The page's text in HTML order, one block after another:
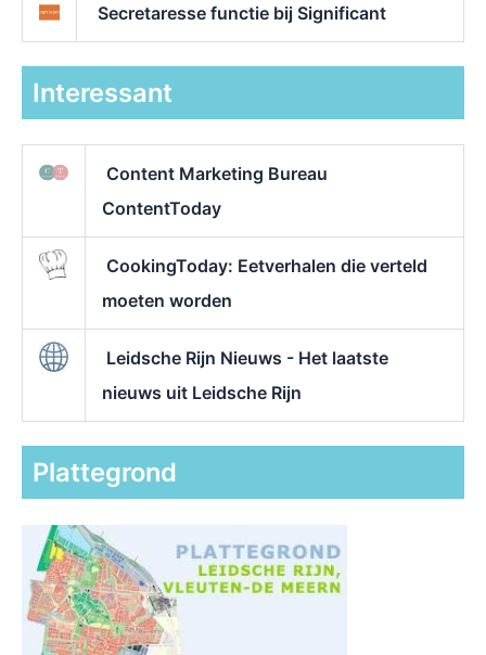
Secretaresse functie bij Significant
Interessant
Content Marketing Bureau
ContentToday
CookingToday: Eetverhalen die verteld
moeten worden
Leidsche Rijn Nieuws - Het laatste
nieuws uit Leidsche Rijn
Plattegrond